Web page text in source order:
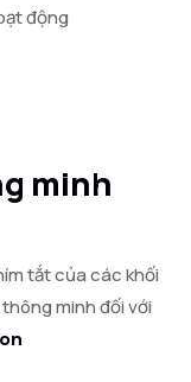
động
minh
tắt của các khối
minh đối với